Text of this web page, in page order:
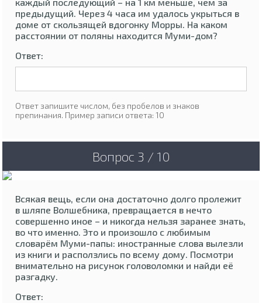
предыдущий. Через 4 часа им удалось укрыться в
доме от скользящей вдогонку Морры. На каком
расстоянии от поляны находится Муми-дом?
Ответ:
Ответ запишите числом, без пробелов и знаков
препинания. Пример записи ответа: 10
Вопрос 3 / 10
Всякая вещь, если она достаточно долго пролежит
в шляпе Волшебника, превращается в нечто
совершенно иное – и никогда нельзя заранее знать,
во что именно. Это и произошло с любимым
словарём Муми-папы: иностранные слова вылезли
из книги и расползлись по всему дому. Посмотри
внимательно на рисунок головоломки и найди её
разгадку.
Ответ: